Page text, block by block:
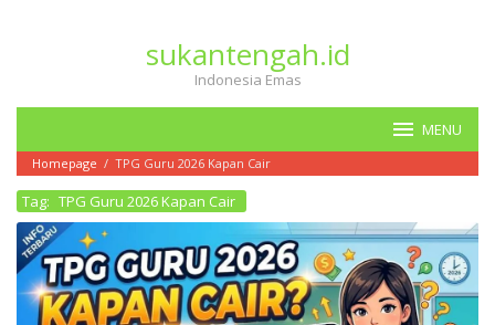
sukantengah.id
Indonesia Emas
MENU
Homepage / TPG Guru 2026 Kapan Cair
Tag: TPG Guru 2026 Kapan Cair